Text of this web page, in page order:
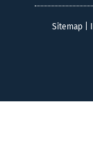
Sitemap|